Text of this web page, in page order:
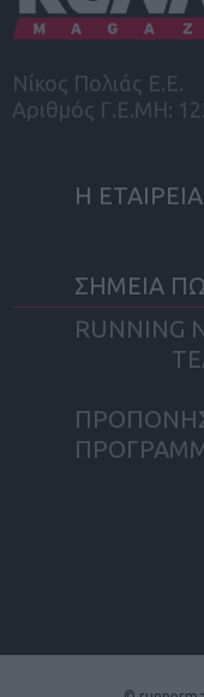
Νίκος Πολιάς Ε.Ε.
Αριθμός Γ.Ε.ΜΗ:
Η ΕΤΑΙΡΕΙΑ
ΣΗΜΕΙΑ
RUNNING